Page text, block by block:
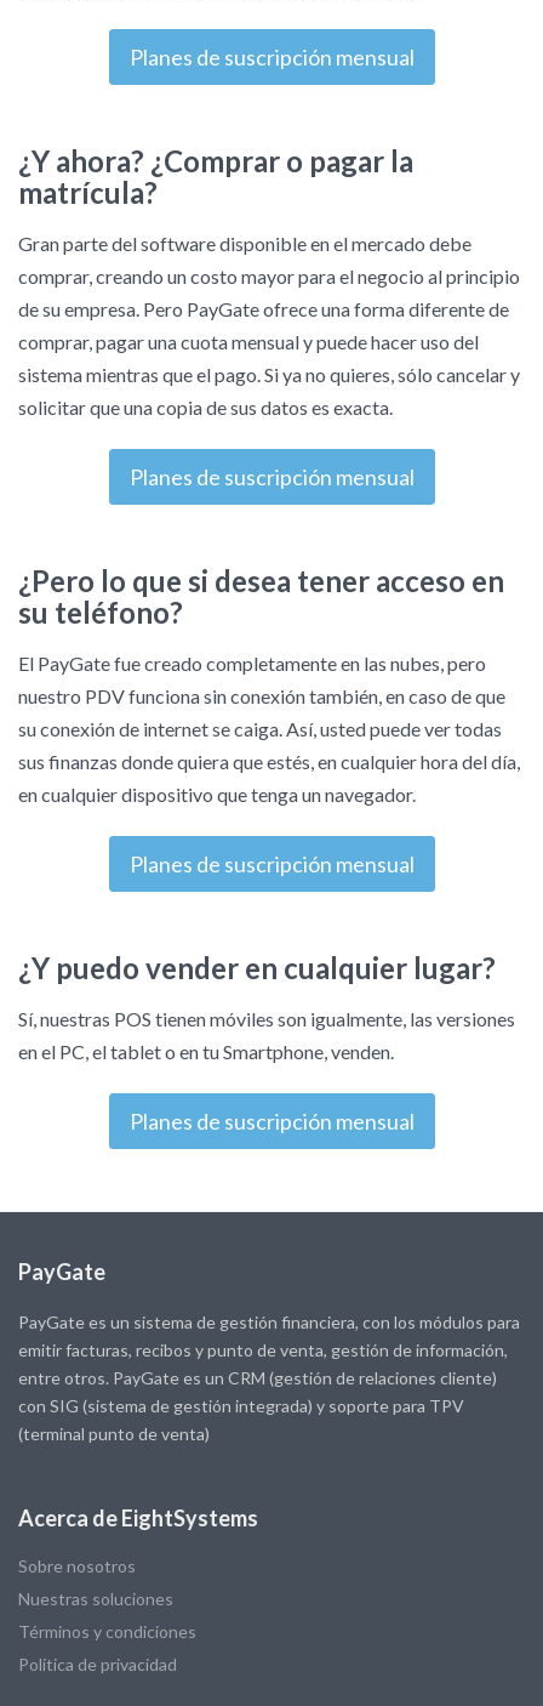
Planes de suscripción mensual
¿Y ahora? ¿Comprar o pagar la
matrícula?
Gran parte del software disponible en el mercado debe
comprar, creando un costo mayor para el negocio al principio
de su empresa. Pero PayGate ofrece una forma diferente de
comprar, pagar una cuota mensual y puede hacer uso del
sistema mientras que el pago. Si ya no quieres, sólo cancelar y
solicitar que una copia de sus datos es exacta.
Planes de suscripción mensual
¿Pero lo que si desea tener acceso en
su teléfono?
El PayGate fue creado completamente en las nubes, pero
nuestro PDV funciona sin conexión también, en caso de que
su conexión de internet se caiga. Así, usted puede ver todas
sus finanzas donde quiera que estés, en cualquier hora del día,
en cualquier dispositivo que tenga un navegador.
Planes de suscripción mensual
¿Y puedo vender en cualquier lugar?
Sí, nuestras POS tienen móviles son igualmente, las versiones
en el PC, el tablet o en tu Smartphone, venden.
Planes de suscripción mensual
PayGate
PayGate es un sistema de gestión financiera, con los módulos para
emitir facturas, recibos y punto de venta, gestión de información,
entre otros. PayGate es un CRM (gestión de relaciones cliente)
con SIG (sistema de gestión integrada) y soporte para TPV
(terminal punto de venta)
Acerca de EightSystems
Sobre nosotros
Nuestras soluciones
Términos y condiciones
Política de privacidad